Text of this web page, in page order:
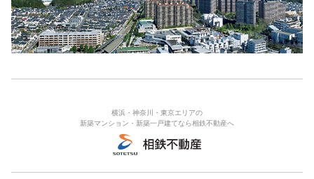
横浜・神奈川・東京エリアの
新築マンション・新築一戸建てなら相鉄不動産へ